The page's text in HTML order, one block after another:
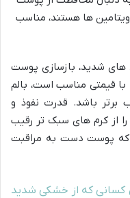
ها هستند، مناسب
های شدید، بازسازی پوست
قیمتی مناسب است، بالم
برتر باشد. قدرت نفوذ و
از کرم های سبک تر رقیب
که پوست دست به مراقبت
کسانی که از خشکی شدید